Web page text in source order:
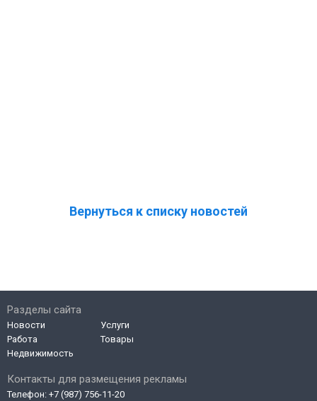
Вернуться к списку новостей
Контакты для размещения рекламы
Телефон: +7 (987) 756-11-20
Разделы сайта
Новости
Работа
Недвижимость
Услуги
Товары